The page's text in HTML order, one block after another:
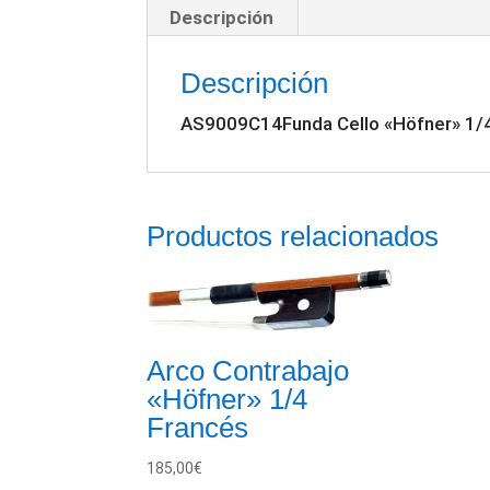
Descripción
Descripción
AS9009C14Funda Cello «Höfner» 1/
Productos relacionados
Arco Contrabajo
«Höfner» 1/4
Francés
185,00€